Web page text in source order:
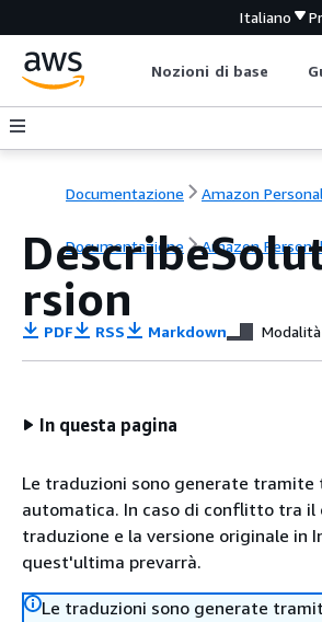
Italiano
Nozioni di base
Documentazione Amazon
Documentazione Amazon
rsion
PDF RSS Markdown
In questa pagina
Le traduzioni sono generate tramite
automatica. In caso di conflitto tra il
traduzione e la versione originale in
quest'ultima prevarrà.
Le traduzioni sono generate